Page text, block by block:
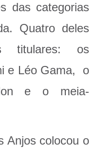
das categorias
Quatro deles
titulares: os
e Léo Gama, o
e o meia-
Anjos colocou o